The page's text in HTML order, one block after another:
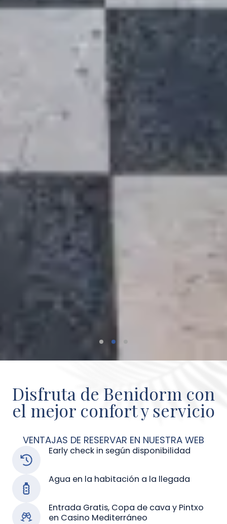
Disfruta de Benidorm con
el mejor confort y servicio
VENTAJAS DE RESERVAR EN NUESTRA WEB
Early check in según disponibilidad
Agua en la habitación a la llegada
Entrada Gratis, Copa de cava y Pintxo
en Casino Mediterráneo